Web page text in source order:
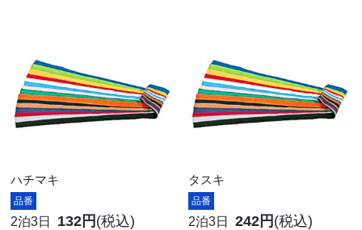
ハチマキ
品番
2泊3日 132円 (税込)
タスキ
品番
2泊3日 242円 (税込)